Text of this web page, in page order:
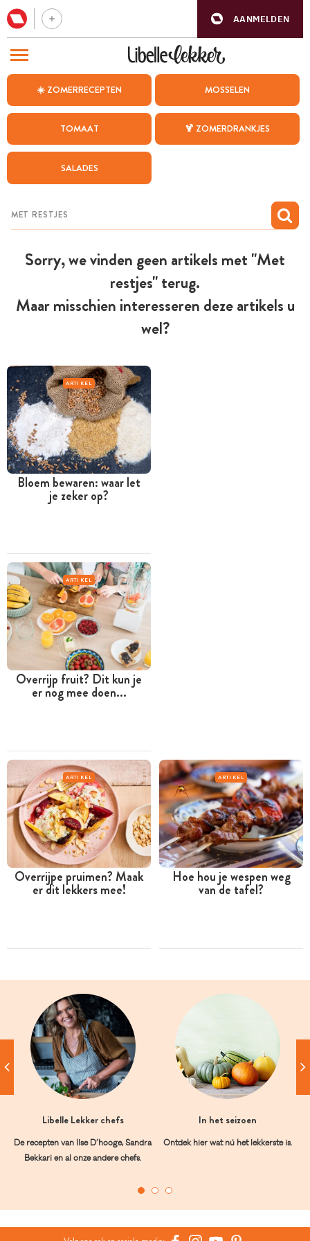
AANMELDEN
☀️ ZOMERRECEPTEN MOSSELEN
TOMAAT 🍹 ZOMERDRANKJES
SALADES
Sorry, we vinden geen artikels met "Met
restjes" terug.
Maar misschien interesseren deze artikels u
wel?
ARTIKEL
Bloem bewaren: waar let
je zeker op?
ARTIKEL
Overrijp fruit? Dit kun je
er nog mee doen...
ARTIKEL
Overrijpe pruimen? Maak
er dit lekkers mee!
ARTIKEL
Hoe hou je wespen weg
van de tafel?
Libelle Lekker chefs
De recepten van Ilse D’hooge, Sandra
Bekkari en al onze andere chefs.
In het seizoen
Ontdek hier wat nú het lekkerste is.
BEZOEK ONZE ANDERE WEBSITES
WEEKMENU
CHAT MET MAIA
MIJN BEWAARDE RECEPTEN